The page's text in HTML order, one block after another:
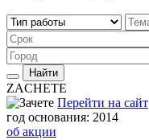
Найти
ZACHETE
Перейти на сайт
год основания: 2014
об акции